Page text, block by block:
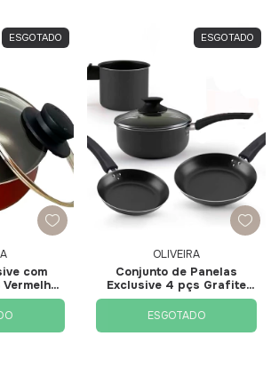
ESGOTADO
com
Vermelha
ESGOTADO
OLIVEIRA
Conjunto de Panelas
Exclusive 4 pçs Grafite
E2172 - Oliveira
ESGOTADO